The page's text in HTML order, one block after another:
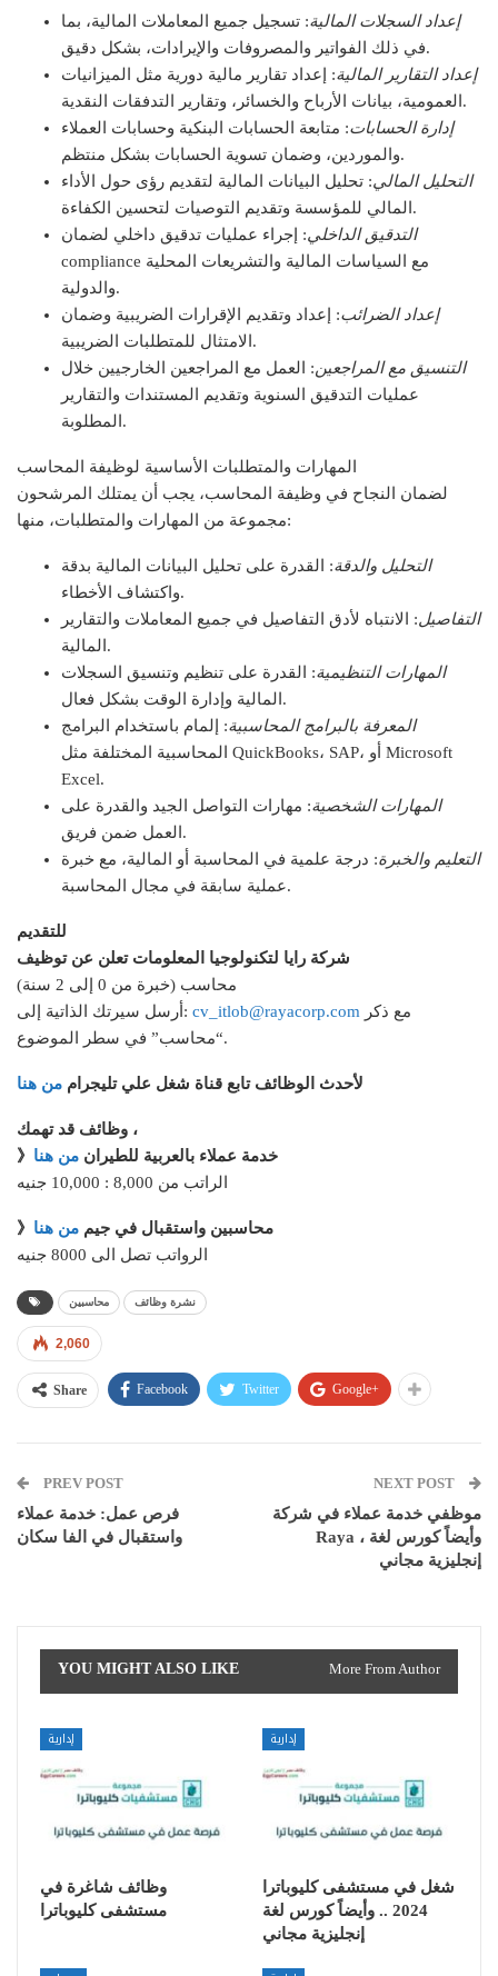
إعداد السجلات المالية: تسجيل جميع المعاملات المالية، بما
في ذلك الفواتير والمصروفات والإيرادات، بشكل دقيق.
إعداد التقارير المالية: إعداد تقارير مالية دورية مثل الميزانيات
العمومية، بيانات الأرباح والخسائر، وتقارير التدفقات النقدية.
إدارة الحسابات: متابعة الحسابات البنكية وحسابات العملاء
والموردين، وضمان تسوية الحسابات بشكل منتظم.
التحليل المالي: تحليل البيانات المالية لتقديم رؤى حول الأداء
المالي للمؤسسة وتقديم التوصيات لتحسين الكفاءة.
التدقيق الداخلي: إجراء عمليات تدقيق داخلي لضمان
compliance مع السياسات المالية والتشريعات المحلية
والدولية.
إعداد الضرائب: إعداد وتقديم الإقرارات الضريبية وضمان
الامتثال للمتطلبات الضريبية.
التنسيق مع المراجعين: العمل مع المراجعين الخارجيين خلال
عمليات التدقيق السنوية وتقديم المستندات والتقارير
المطلوبة.
المهارات والمتطلبات الأساسية لوظيفة المحاسب
لضمان النجاح في وظيفة المحاسب، يجب أن يمتلك المرشحون
مجموعة من المهارات والمتطلبات، منها:
التحليل والدقة: القدرة على تحليل البيانات المالية بدقة
واكتشاف الأخطاء.
التفاصيل: الانتباه لأدق التفاصيل في جميع المعاملات والتقارير
المالية.
المهارات التنظيمية: القدرة على تنظيم وتنسيق السجلات
المالية وإدارة الوقت بشكل فعال.
المعرفة بالبرامج المحاسبية: إلمام باستخدام البرامج
المحاسبية المختلفة مثل QuickBooks، SAP، أو Microsoft
Excel.
المهارات الشخصية: مهارات التواصل الجيد والقدرة على
العمل ضمن فريق.
التعليم والخبرة: درجة علمية في المحاسبة أو المالية، مع خبرة
عملية سابقة في مجال المحاسبة.
للتقديم
شركة رايا لتكنولوجيا المعلومات تعلن عن توظيف
محاسب (خبرة من 0 إلى 2 سنة)
أرسل سيرتك الذاتية إلى: cv_itlob@rayacorp.com
“محاسب” في سطر الموضوع.
لأحدث الوظائف تابع قناة شغل علي تليجرام من هنا
وظائف قد تهمك ،
》خدمة عملاء بالعربية للطيران من هنا
الراتب من 8,000 : 10,000 جنيه
》محاسبين واستقبال في جيم من هنا
الرواتب تصل الى 8000 جنيه
محاسبين نشرة وظائف
2,060
Share Facebook Twitter Google+
PREV POST
فرص عمل: خدمة عملاء
واستقبال في الفا سكان
NEXT POST
موظفي خدمة عملاء في شركة
Raya ، وأيضاً كورس لغة
إنجليزية مجاني
YOU MIGHT ALSO LIKE More From Author
إدارية
وظائف شاغرة في
مستشفى كليوباترا
إدارية
شغل في مستشفى كليوباترا
2024 .. وأيضاً كورس لغة
إنجليزية مجاني